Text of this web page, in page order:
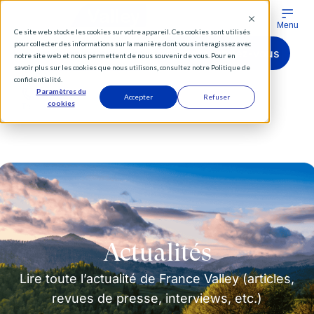
Ce site web stocke les cookies sur votre appareil. Ces cookies sont utilisés
pour collecter des informations sur la manière dont vous interagissez avec
notre site web et nous permettent de nous souvenir de vous. Pour en
savoir plus sur les cookies que nous utilisons, consultez notre Politique de
confidentialité.
Paramètres du
cookies
Accepter Refuser
Menu
Diversifier
Nos forêts
Comparer les produits Prendre rendez-vous
FR
RDV
Actualités
Lire toute l’actualité de France Valley (articles,
revues de presse, interviews, etc.)